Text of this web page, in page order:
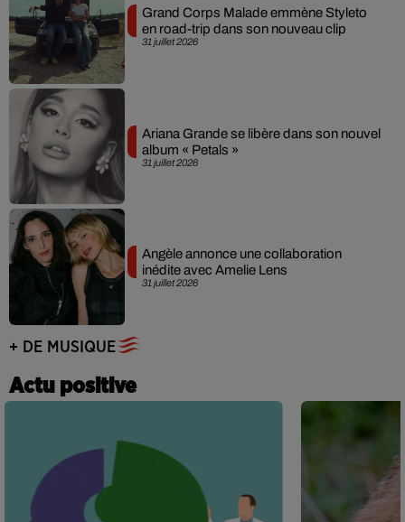
31 juillet 2026
Grand Corps Malade emmène Styleto
en road-trip dans son nouveau clip
31 juillet 2026
Ariana Grande se libère dans son nouvel
album « Petals »
31 juillet 2026
Angèle annonce une collaboration
inédite avec Amelie Lens
+ DE MUSIQUE
Actu positive